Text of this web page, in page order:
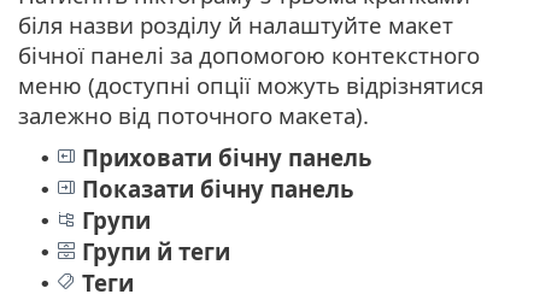
біля назви розділу й налаштуйте макет
бічної панелі за допомогою контекстного
меню (доступні опції можуть відрізнятися
залежно від поточного макета).
• Приховати бічну панель
• Показати бічну панель
• Групи
• Групи й теги
•
Теги